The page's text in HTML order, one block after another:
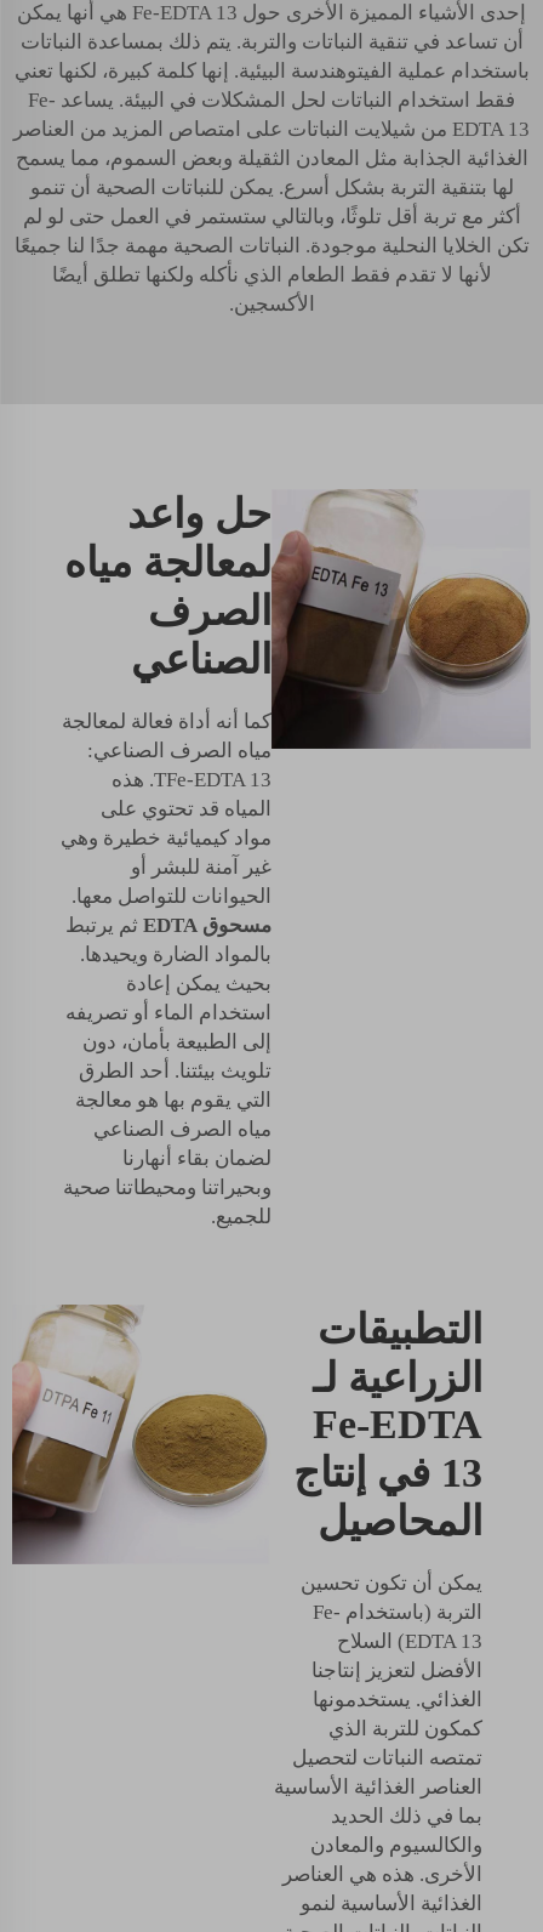
إحدى الأشياء المميزة الأخرى حول Fe-EDTA 13 هي أنها يمكن
أن تساعد في تنقية النباتات والتربة. يتم ذلك بمساعدة النباتات
باستخدام عملية الفيتوهندسة البيئية. إنها كلمة كبيرة، لكنها تعني
فقط استخدام النباتات لحل المشكلات في البيئة. يساعد Fe-
EDTA 13 من شيلايت النباتات على امتصاص المزيد من العناصر
الغذائية الجذابة مثل المعادن الثقيلة وبعض السموم، مما يسمح
لها بتنقية التربة بشكل أسرع. يمكن للنباتات الصحية أن تنمو
أكثر مع تربة أقل تلوثًا، وبالتالي ستستمر في العمل حتى لو لم
تكن الخلايا النحلية موجودة. النباتات الصحية مهمة جدًا لنا جميعًا
لأنها لا تقدم فقط الطعام الذي نأكله ولكنها تطلق أيضًا
الأكسجين.
حل واعد
لمعالجة مياه
الصرف
الصناعي
كما أنه أداة فعالة لمعالجة
مياه الصرف الصناعي:
TFe-EDTA 13. هذه
المياه قد تحتوي على
مواد كيميائية خطيرة وهي
غير آمنة للبشر أو
الحيوانات للتواصل معها.
مسحوق EDTA
ثم يرتبط
بالمواد الضارة ويحيدها.
بحيث يمكن إعادة
استخدام الماء أو تصريفه
إلى الطبيعة بأمان، دون
تلويث بيئتنا. أحد الطرق
التي يقوم بها هو معالجة
مياه الصرف الصناعي
لضمان بقاء أنهارنا
وبحيراتنا ومحيطاتنا صحية
للجميع.
التطبيقات
الزراعية لـ
Fe-EDTA
13 في إنتاج
المحاصيل
يمكن أن تكون تحسين
التربة (باستخدام Fe-
EDTA 13) السلاح
الأفضل لتعزيز إنتاجنا
الغذائي. يستخدمونها
كمكون للتربة الذي
تمتصه النباتات لتحصيل
العناصر الغذائية الأساسية
بما في ذلك الحديد
والكالسيوم والمعادن
الأخرى. هذه هي العناصر
الغذائية الأساسية لنمو